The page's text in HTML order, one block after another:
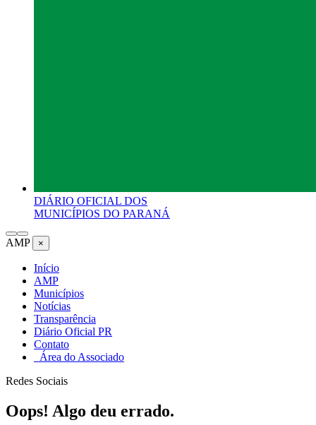
DIÁRIO OFICIAL DOS
MUNICÍPIOS DO PARANÁ
AMP ×
Início
AMP
Municípios
Notícias
Transparência
Diário Oficial PR
Contato
Área do Associado
Redes Sociais
Oops! Algo deu errado.